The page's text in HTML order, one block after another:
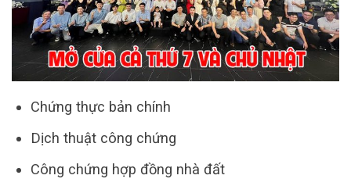
Chứng thực bản chính
Dịch thuật công chứng
Công chứng hợp đồng nhà đất